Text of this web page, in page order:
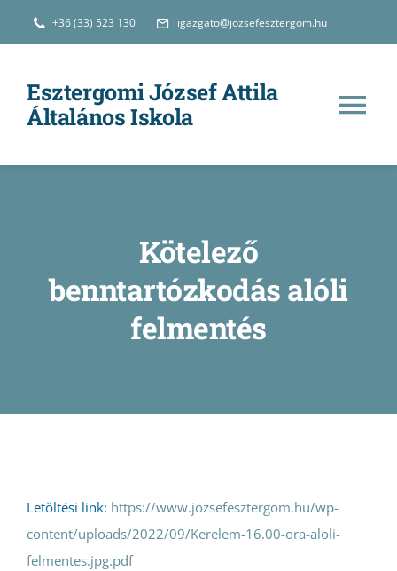
Kihagyás
+36 (33) 523 130 igazgato@jozsefesztergom.hu
Esztergomi József Attila
Általános Iskola
Oktatás
Kapcsolat
Kötelező
benntartózkodás alóli
felmentés
Letöltési link: https://www.jozsefesztergom.hu/wp-
content/uploads/2022/09/Kerelem-16.00-ora-aloli-
felmentes.jpg.pdf